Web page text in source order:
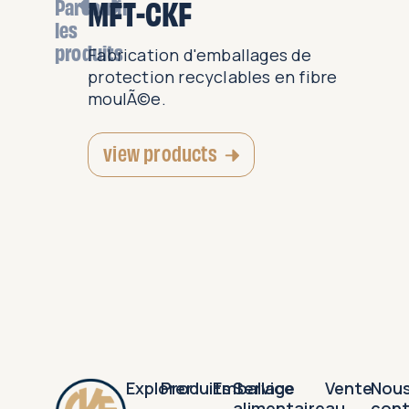
Parcourir
les
produits
et
MFT-CKF
Fabrication d'emballages de
protection recyclables en fibre
moulÃ©e.
view products
ExplorerProduitsEmballage
Service
Vente